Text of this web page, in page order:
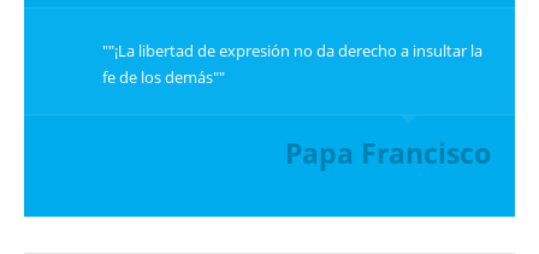
""¡La libertad de expresión no da derecho a insultar la
fe de los demás""
Papa Francisco